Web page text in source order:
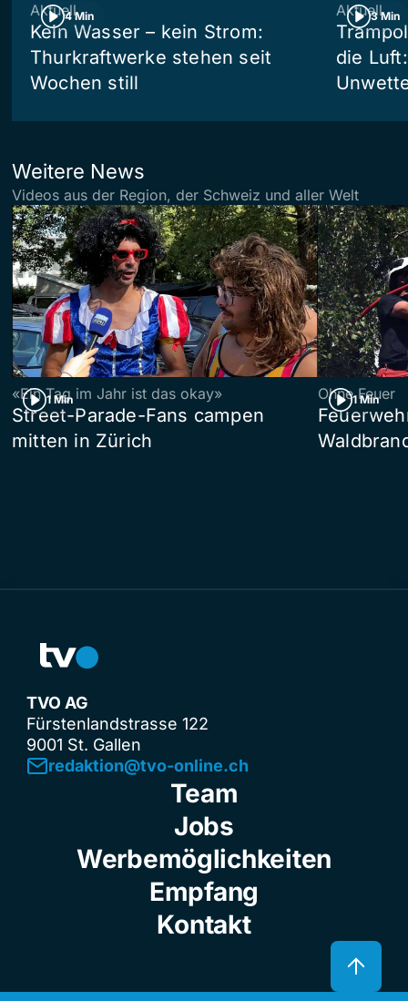
4 Min
Aktuell
Kein Wasser – kein Strom:
Thurkraftwerke stehen seit
Wochen still
3 Min
Aktuell
die
Weitere News
Videos aus der Region, der Schweiz und aller Welt
1 Min
«Ein Tag im Jahr ist das okay»
Street-Parade-Fans campen
mitten in Zürich
1 Min
Ohne Feuer
TVO AG
Fürstenlandstrasse 122
9001 St. Gallen
redaktion@tvo-online.ch
Team
Jobs
Werbemöglichkeiten
Empfang
Kontakt